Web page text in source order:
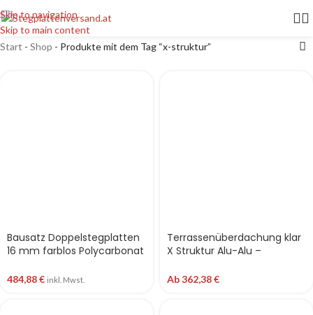
Skip to navigation
Skip to main content
Start - Shop - Produkte mit dem Tag “x-struktur”
Bausatz Doppelstegplatten
16 mm farblos Polycarbonat
Terrassendach
484,88€ inkl. Mwst.
Terrassenüberdachung klar
X Struktur Alu-Alu –
Polycarbonat
Ab362,38€